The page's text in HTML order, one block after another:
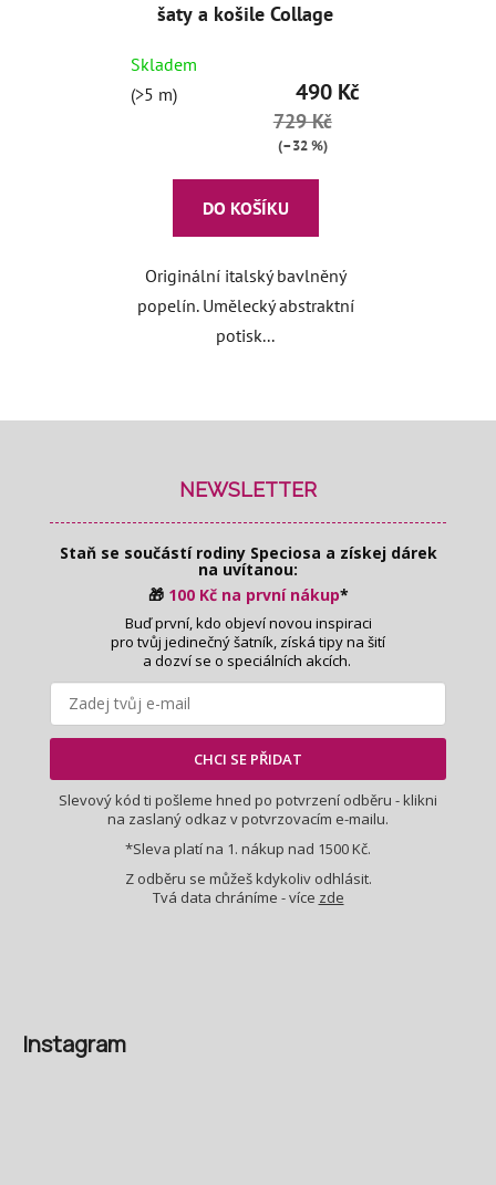
šaty a košile Collage
Skladem
(>5 m)
490 Kč
729 Kč
(–32 %)
DO KOŠÍKU
Originální italský bavlněný
popelín. Umělecký abstraktní
potisk...
Z
NEWSLETTER
Staň se součástí rodiny Speciosa a získej dárek
na uvítanou:
🎁 100 Kč na první nákup*
Buď první, kdo objeví novou inspiraci
pro tvůj jedinečný šatník, získá tipy na šití
a dozví se o speciálních akcích.
CHCI SE PŘIDAT
Slevový kód ti pošleme hned po potvrzení odběru - klikni
na zaslaný odkaz v potvrzovacím e-mailu.
*Sleva platí na 1. nákup nad 1500 Kč.
Z odběru se můžeš kdykoliv odhlásit.
Tvá data chráníme - více zde
Instagram